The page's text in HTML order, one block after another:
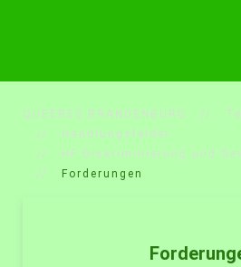
QUEERES BRANDENBURG
Handlungsfelder
HF Diskriminierung und
Forderungen